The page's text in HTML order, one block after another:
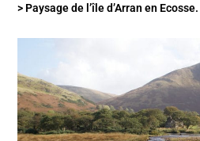
> Paysage de l’île d’Arran en